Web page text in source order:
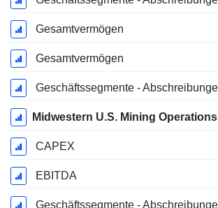
Gesamtvermögen
Gesamtvermögen
Midwestern U.S. Mining Operations
CAPEX
EBITDA